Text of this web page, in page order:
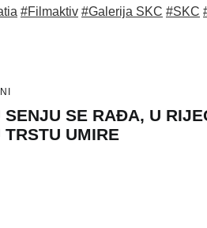
#Filmaktiv #Galerija SKC #SKC
SENJU SE RAĐA, U
TRSTU UMIRE